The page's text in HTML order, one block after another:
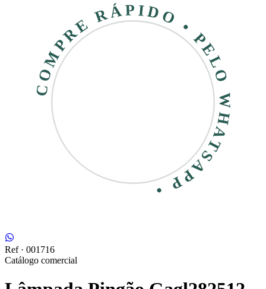
COMPRE RÁPIDO • PELO WHATSAPP •
Ref · 001716
Catálogo comercial